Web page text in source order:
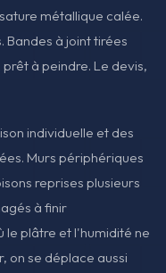
métallique calée.
Bandes à joint tirées
à peindre. Le devis,
individuelle et des
Murs périphériques
reprises plusieurs
à finir
le plâtre et l'humidité ne
on se déplace aussi